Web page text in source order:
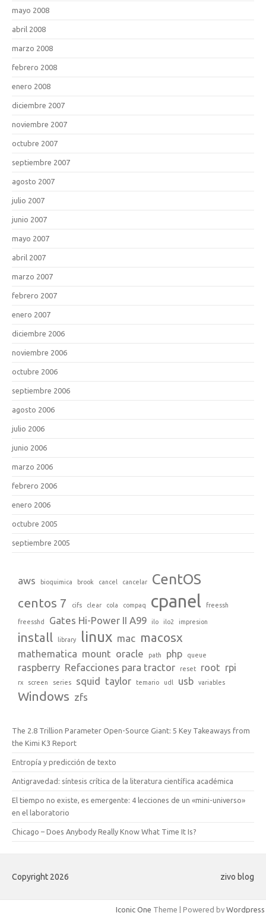
mayo 2008
abril 2008
marzo 2008
febrero 2008
enero 2008
diciembre 2007
noviembre 2007
octubre 2007
septiembre 2007
agosto 2007
julio 2007
junio 2007
mayo 2007
abril 2007
marzo 2007
febrero 2007
enero 2007
diciembre 2006
noviembre 2006
octubre 2006
septiembre 2006
agosto 2006
julio 2006
junio 2006
marzo 2006
febrero 2006
enero 2006
octubre 2005
septiembre 2005
aws bioquimica brook cancel cancelar CentOS
centos 7 cifs clear cola compaq cpanel freessh
freesshd Gates Hi-Power II A99 ilo ilo2 impresion
install library linux mac macosx
mathematica mount oracle path php queue
raspberry Refacciones para tractor reset root rpi
rx screen series squid taylor temario udl usb variables
Windows zfs
The 2.8 Trillion Parameter Open-Source Giant: 5 Key Takeaways from
the Kimi K3 Report
Entropía y predicción de texto
Antigravedad: síntesis crítica de la literatura científica académica
El tiempo no existe, es emergente: 4 lecciones de un «mini-universo»
en el laboratorio
Chicago – Does Anybody Really Know What Time It Is?
Copyright 2026 zivo blog
Iconic One Theme | Powered by Wordpress